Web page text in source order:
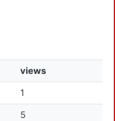
views
1
5